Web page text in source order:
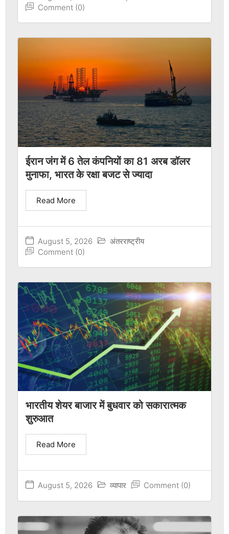
Comment (0)
ईरान जंग में 6 तेल कंपनियों का 81 अरब डॉलर
मुनाफा, भारत के रक्षा बजट से ज्यादा
August 5, 2026
अंतरराष्ट्रीय
Comment (0)
Read More
भारतीय शेयर बाजार में बुधवार को सकारात्मक
शुरुआत
August 5, 2026 व्यापार Comment (0)
Read More